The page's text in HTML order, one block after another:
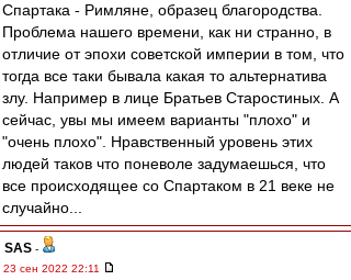
Спартака - Римляне, образец благородства.
Проблема нашего времени, как ни странно, в
отличие от эпохи советской империи в том, что
тогда все таки бывала какая то альтернатива
злу. Например в лице Братьев Старостиных. А
сейчас, увы мы имеем варианты "плохо" и
"очень плохо". Нравственный уровень этих
людей таков что поневоле задумаешься, что
все происходящее со Спартаком в 21 веке не
случайно...
SAS -
23 сен 2022 22:11